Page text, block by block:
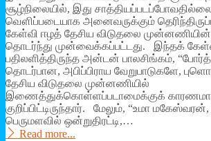
சூழ்நிலையில், இது
வௌிப்படையாக அனைவருக்கும்
கேள்வி ஈழத் தேசிய விடுதலை
தொடர்ந்து முன்வைக்கப்பட்டது. இந்தக்
பதிலளித்திருந்த அன்டன் பாலசிங்கம்,
தொடர்பான, அபிப்பிராய வேறுபாடுகளே,
தேசிய விடுதலை முன்னணியில்
இணைத்துக்கொள்ளப்படாமைக்குக்
குறிப்பிட்டிருந்தார். மேலும், “உமா
பெருமளவில் ஒன்றுதிரட்டி,…
Read more...